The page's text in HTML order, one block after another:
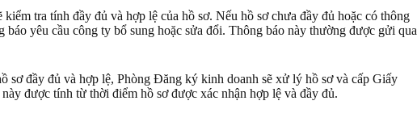
tra tính đầy đủ và hợp lệ của hồ sơ. Nếu hồ sơ chưa đầy đủ hoặc có thông
yêu cầu công ty bổ sung hoặc sửa đổi. Thông báo này thường được gửi qua
sơ đầy đủ và hợp lệ, Phòng Đăng ký kinh doanh sẽ xử lý hồ sơ và cấp Giấy
được tính từ thời điểm hồ sơ được xác nhận hợp lệ và đầy đủ.